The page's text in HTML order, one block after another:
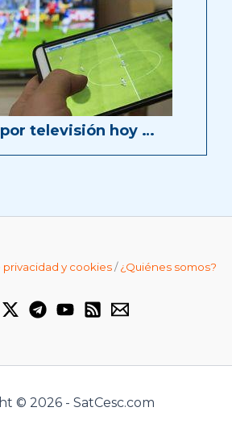
televisión hoy …
privacidad y cookies/¿Quiénes somos?
© 2026 - SatCesc.com